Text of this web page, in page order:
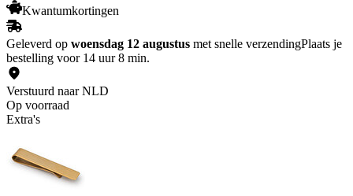
Kwantumkortingen
Geleverd op woensdag 12 augustus met snelle verzendingPlaats je
bestelling voor 14 uur 8 min.
Verstuurd naar NLD
Op voorraad
Extra's